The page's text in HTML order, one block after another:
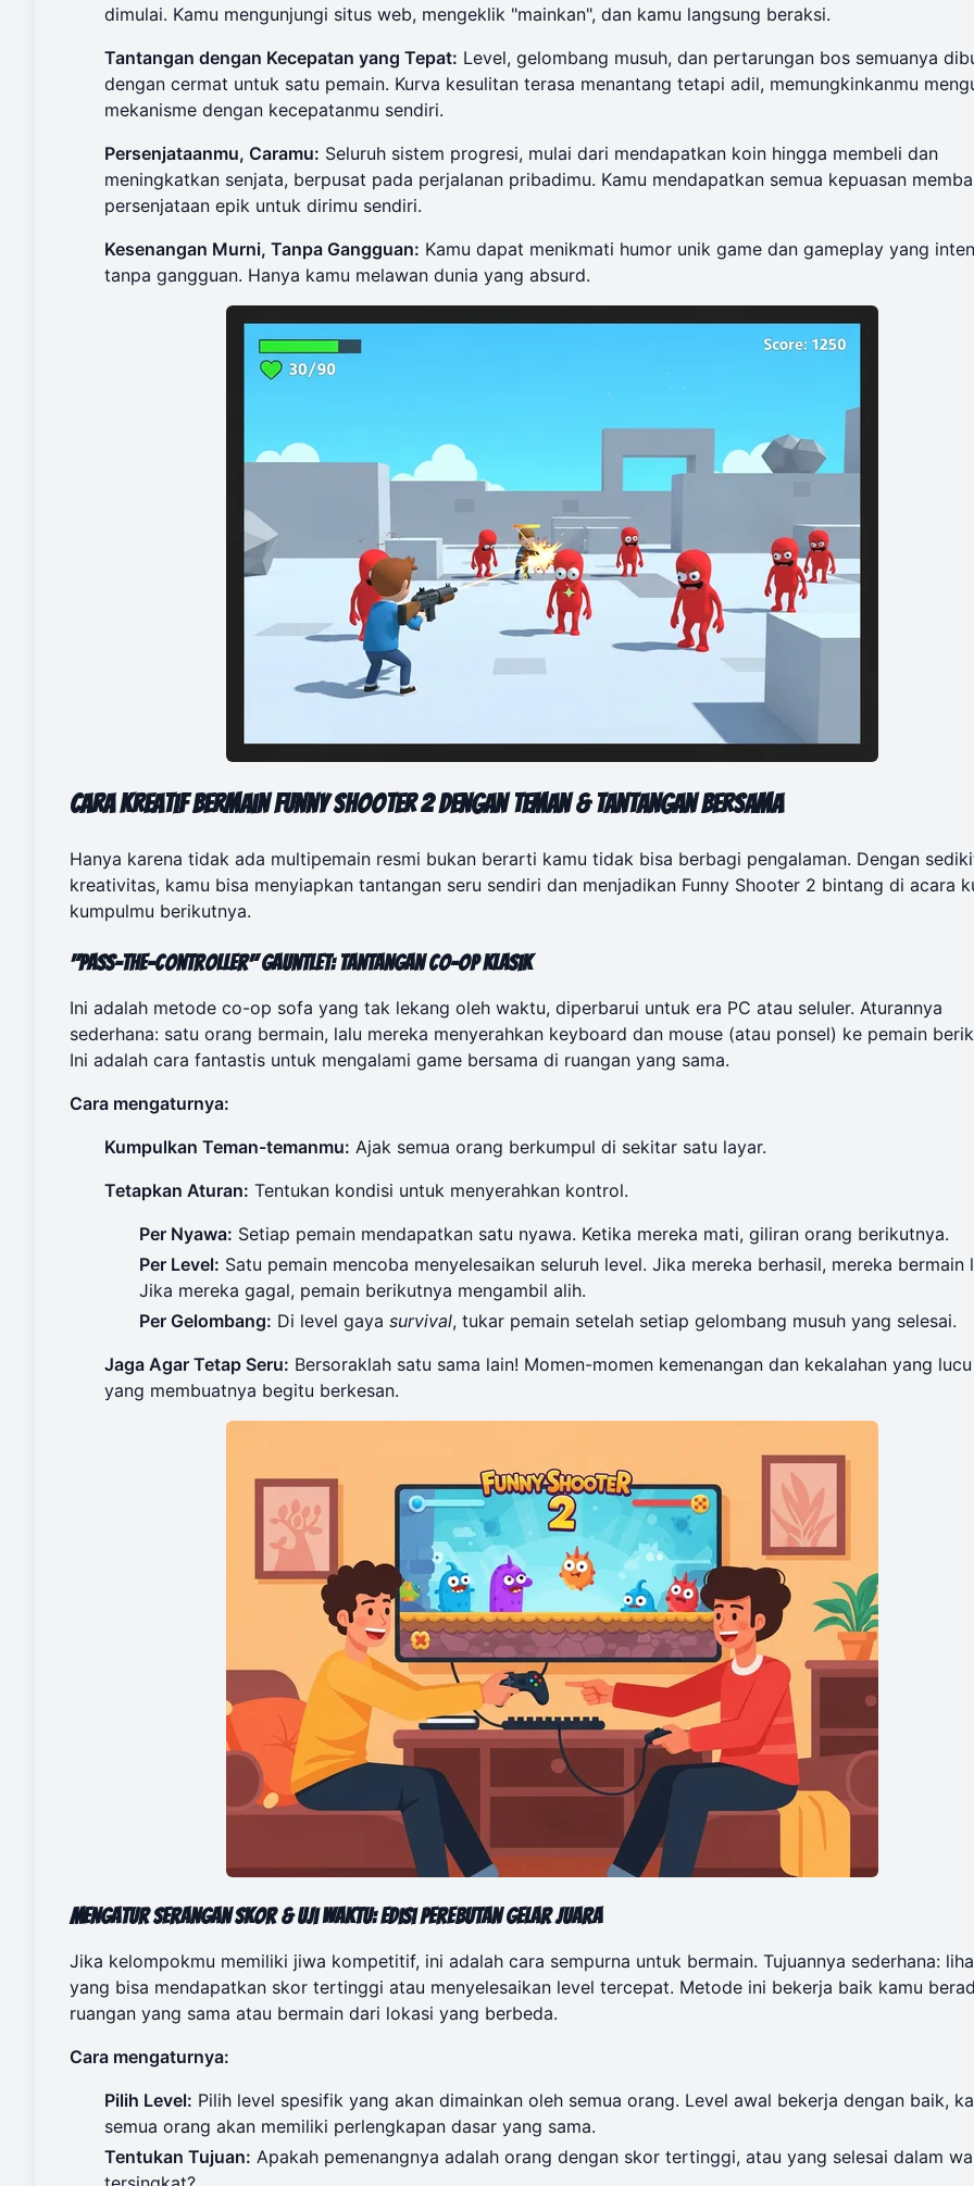
dimulai. Kamu mengunjungi situs web, mengeklik "mainkan", dan kamu langsung beraksi.
Tantangan dengan Kecepatan yang Tepat: Level, gelombang musuh, dan pertarungan bos semuanya
dengan cermat untuk satu pemain. Kurva kesulitan terasa menantang tetapi adil, memungkinkanmu
mekanisme dengan kecepatanmu sendiri.
Persenjataanmu, Caramu: Seluruh sistem progresi, mulai dari mendapatkan koin hingga membeli dan
meningkatkan senjata, berpusat pada perjalanan pribadimu. Kamu mendapatkan semua kepuasan
persenjataan epik untuk dirimu sendiri.
Kesenangan Murni, Tanpa Gangguan: Kamu dapat menikmati humor unik game dan gameplay yang
tanpa gangguan. Hanya kamu melawan dunia yang absurd.
Cara Kreatif Bermain Funny Shooter 2 dengan Teman & Tantangan Bersama
Hanya karena tidak ada multipemain resmi bukan berarti kamu tidak bisa berbagi pengalaman. Dengan
kreativitas, kamu bisa menyiapkan tantangan seru sendiri dan menjadikan Funny Shooter 2 bintang di acara
kumpulmu berikutnya.
"Pass-the-Controller" Gauntlet: Tantangan Co-op Klasik
Ini adalah metode co-op sofa yang tak lekang oleh waktu, diperbarui untuk era PC atau seluler. Aturannya
sederhana: satu orang bermain, lalu mereka menyerahkan keyboard dan mouse (atau ponsel) ke pemain
Ini adalah cara fantastis untuk mengalami game bersama di ruangan yang sama.
Cara mengaturnya:
Kumpulkan Teman-temanmu: Ajak semua orang berkumpul di sekitar satu layar.
Tetapkan Aturan: Tentukan kondisi untuk menyerahkan kontrol.
Per Nyawa: Setiap pemain mendapatkan satu nyawa. Ketika mereka mati, giliran orang berikutnya.
Per Level: Satu pemain mencoba menyelesaikan seluruh level. Jika mereka berhasil, mereka bermain
Jika mereka gagal, pemain berikutnya mengambil alih.
Per Gelombang: Di level gaya survival, tukar pemain setelah setiap gelombang musuh yang selesai.
Jaga Agar Tetap Seru: Bersoraklah satu sama lain! Momen-momen kemenangan dan kekalahan yang
yang membuatnya begitu berkesan.
Mengatur Serangan Skor & Uji Waktu: Edisi Perebutan Gelar Juara
Jika kelompokmu memiliki jiwa kompetitif, ini adalah cara sempurna untuk bermain. Tujuannya sederhana:
yang bisa mendapatkan skor tertinggi atau menyelesaikan level tercepat. Metode ini bekerja baik kamu
ruangan yang sama atau bermain dari lokasi yang berbeda.
Cara mengaturnya:
Pilih Level: Pilih level spesifik yang akan dimainkan oleh semua orang. Level awal bekerja dengan baik,
semua orang akan memiliki perlengkapan dasar yang sama.
Tentukan Tujuan: Apakah pemenangnya adalah orang dengan skor tertinggi, atau yang selesai dalam